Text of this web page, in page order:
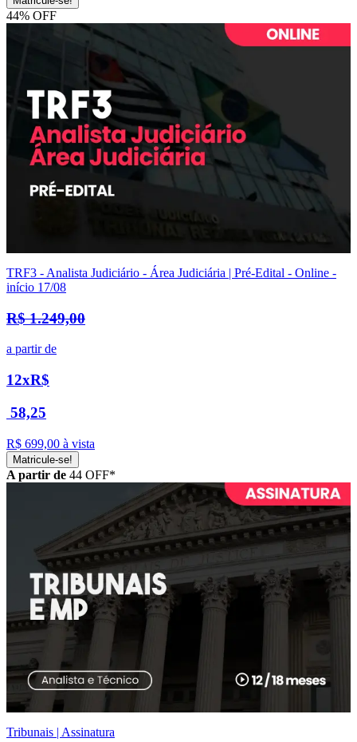
44% OFF
TRF3 - Analista Judiciário - Área Judiciária | Pré-Edital - Online -
início 17/08
R$ 1.249,00
a partir de
12xR$
58,25
R$ 699,00 à vista
Matricule-se!
A partir de 44 OFF*
Tribunais | Assinatura